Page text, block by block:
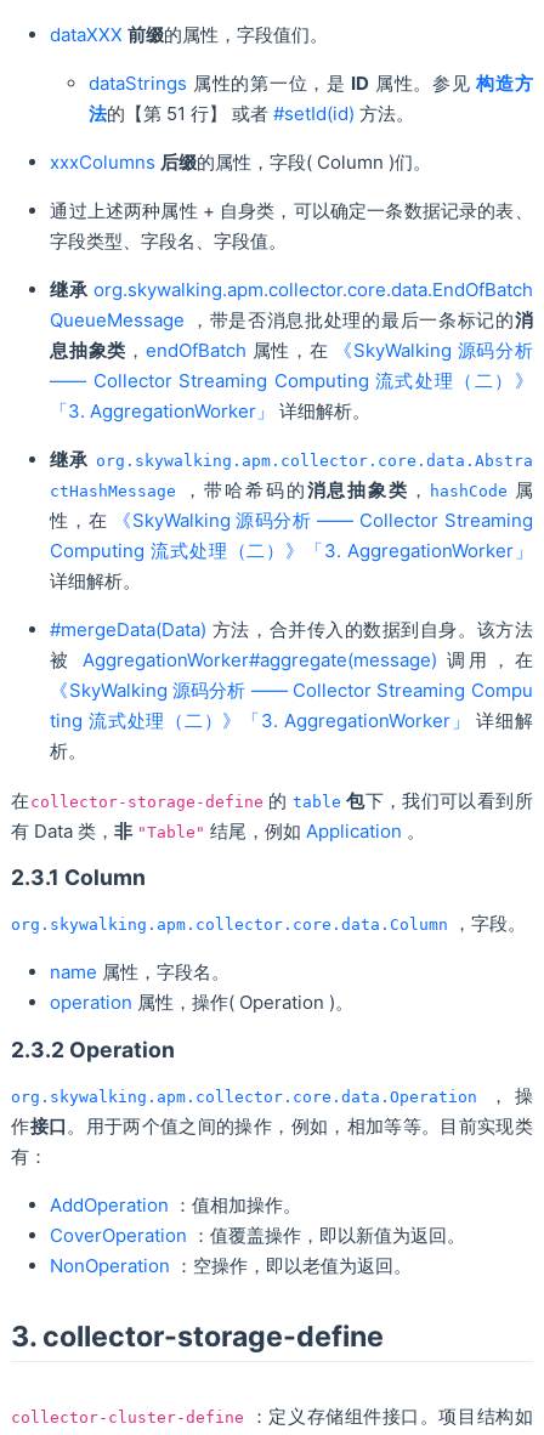
dataXXX 前缀的属性，字段值们。
dataStrings 属性的第一位，是 ID 属性。参见构造方
法的【第 51 行】 或者#setId(id) 方法。
xxxColumns 后缀的属性，字段( Column )们。
通过上述两种属性 + 自身类，可以确定一条数据记录的表、
字段类型、字段名、字段值。
继承 org.skywalking.apm.collector.core.data.EndOfBatch
QueueMessage ，带是否消息批处理的最后一条标记的消
息抽象类 ， endOfBatch 属性，在
《SkyWalking 源码分析
—— Collector Streaming Computing 流式处理（二）》
「3. AggregationWorker」
详细解析。
继承 org.skywalking.apm.collector.core.data.Abstra
ctHashMessage
，带哈希码的消息抽象类 ， hashCode 属
性，在
《SkyWalking 源码分析 —— Collector Streaming
Computing 流式处理（二）》「3. AggregationWorker」
详细解析。
#mergeData(Data) 方法，合并传入的数据到自身。该方法
被 AggregationWorker#aggregate(message) 调用，在
《SkyWalking 源码分析 —— Collector Streaming Compu
ting 流式处理（二）》「3. AggregationWorker」
详细解
析。
在 collector-storage-define 的 table 包下，我们可以看到所
有 Data 类，非 "Table" 结尾，例如 Application 。
2.3.1 Column
org.skywalking.apm.collector.core.data.Column ，字段。
name 属性，字段名。
operation 属性，操作( Operation )。
2.3.2 Operation
org.skywalking.apm.collector.core.data.Operation
，操
作接口 。用于两个值之间的操作，例如，相加等等。目前实现类
有：
AddOperation ：值相加操作。
CoverOperation ：值覆盖操作，即以新值为返回。
NonOperation ：空操作，即以老值为返回。
3. collector-storage-define
collector-cluster-define
：定义存储组件接口。项目结构如